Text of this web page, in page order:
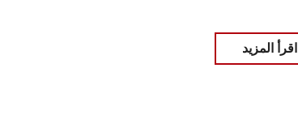
اقرأ المزيد